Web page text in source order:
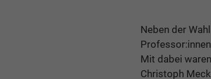
Neben der
Mit dabei
Christoph